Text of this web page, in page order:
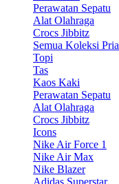
Perawatan Sepatu
Alat Olahraga
Crocs Jibbitz
Semua Koleksi Pria
Topi
Tas
Kaos Kaki
Perawatan Sepatu
Alat Olahraga
Crocs Jibbitz
Icons
Nike Air Force 1
Nike Air Max
Nike Blazer
Adidas Superstar